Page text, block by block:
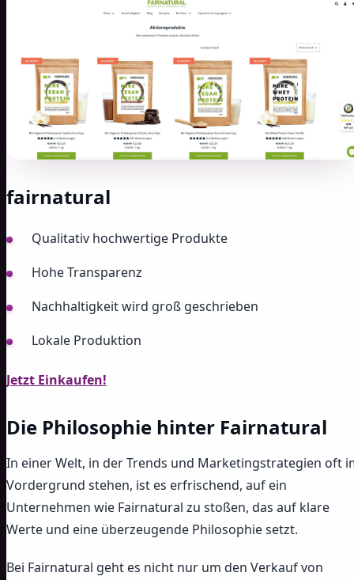
fairnatural
Qualitativ hochwertige Produkte
Hohe Transparenz
Nachhaltigkeit wird groß geschrieben
Lokale Produktion
Jetzt Einkaufen!
Die Philosophie hinter Fairnatural
In einer Welt, in der Trends und Marketingstrategien oft
Vordergrund stehen, ist es erfrischend, auf ein
Unternehmen wie Fairnatural zu stoßen, das auf klare
Werte und eine überzeugende Philosophie setzt.
Bei Fairnatural geht es nicht nur um den Verkauf von